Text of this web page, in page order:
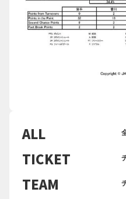
ALL
TICKET
TEAM